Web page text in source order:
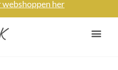
her